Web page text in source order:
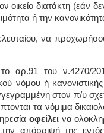
διατάκτη (εάν
ή την
να
αρ.91 του ν.4270/
νόμου ή
στον π/υ
τα νόμιμα
οφείλει να
απόρριψή της